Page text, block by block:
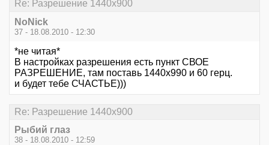
Re: Разрешение 1440х900
NoNick
37 - 18.08.2010 - 12:30
*не читая*
В настройках разрешения есть пункт СВОЕ
РАЗРЕШЕНИЕ, там поставь 1440х990 и 60 герц.
и будет тебе СЧАСТЬЕ)))
Re: Разрешение 1440х900
Рыбий глаз
38 - 18.08.2010 - 12:59